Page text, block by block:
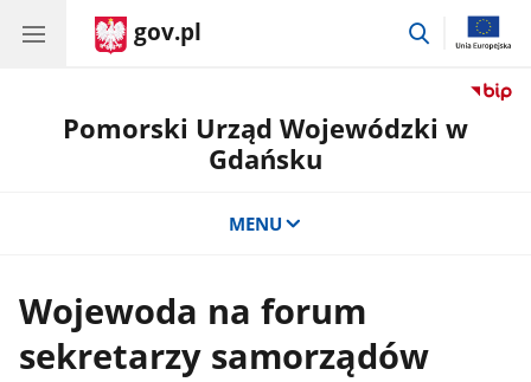
gov.pl
przejdź
Pomorski Urząd Wojewódzki w
Gdańsku
MENU
Wojewoda na forum
sekretarzy samorządów